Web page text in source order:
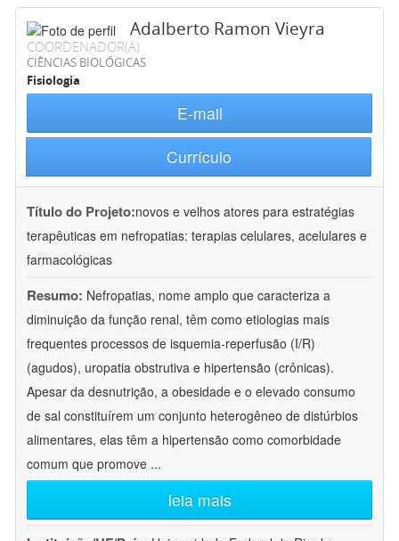
Adalberto Ramon Vieyra
COORDENADOR(A)
CIÊNCIAS BIOLÓGICAS
Fisiologia
E-mail
Currículo
Título do Projeto:novos e velhos atores para estratégias
terapêuticas em nefropatias: terapias celulares, acelulares e
farmacológicas
Resumo: Nefropatias, nome amplo que caracteriza a
diminuição da função renal, têm como etiologias mais
frequentes processos de isquemia-reperfusão (I/R)
(agudos), uropatia obstrutiva e hipertensão (crônicas).
Apesar da desnutrição, a obesidade e o elevado consumo
de sal constituírem um conjunto heterogêneo de distúrbios
alimentares, elas têm a hipertensão como comorbidade
comum que promove ...
leia mais